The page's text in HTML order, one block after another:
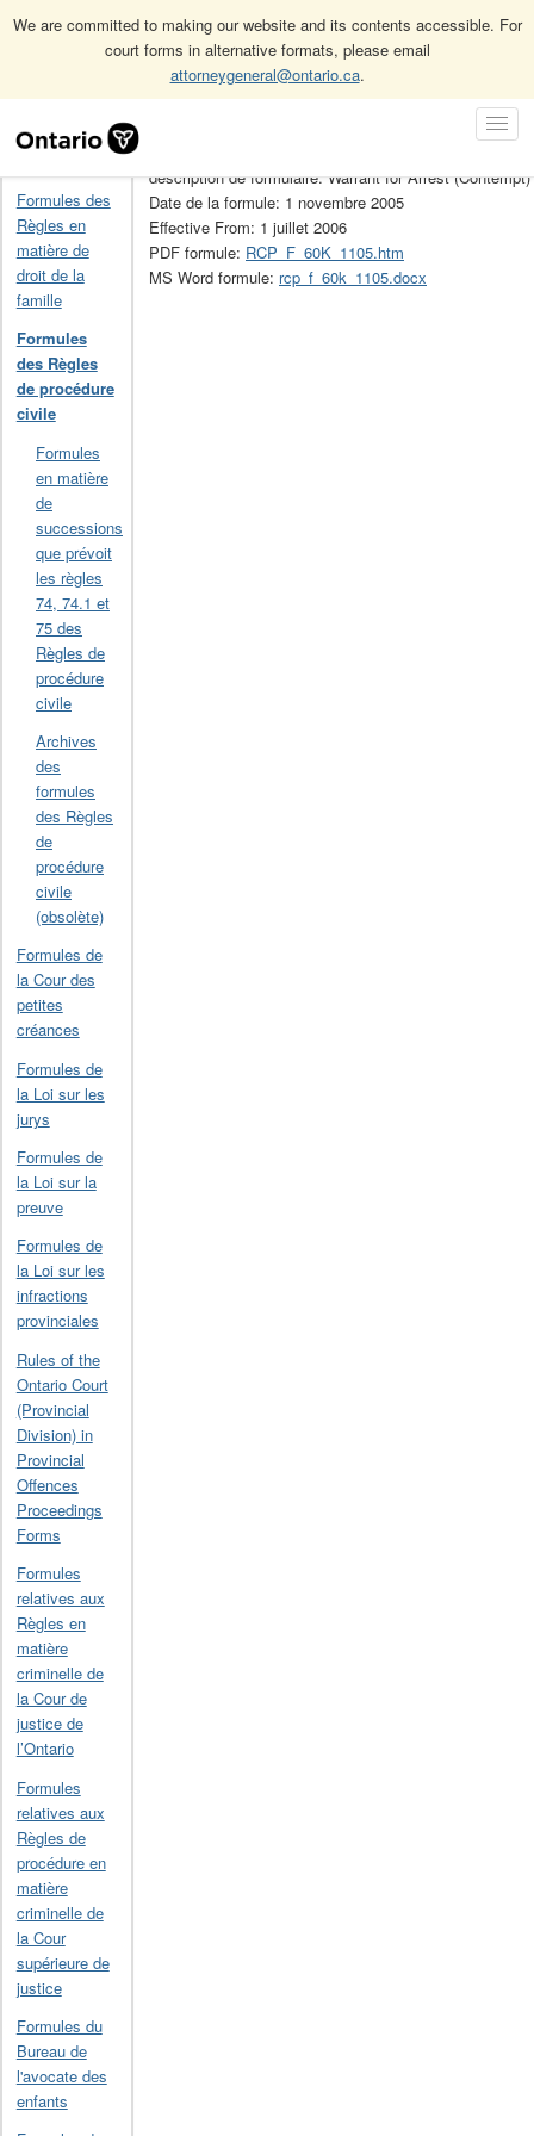
We are committed to making our website and its contents accessible. For
court forms in alternative formats, please email
attorneygeneral@ontario.ca.
Navigation
Accueil Formules des Règles de procédure civile 60K
Formules des
Règles en
matière de
droit de la
famille
Formules
des Règles
de procédure
civile
Formules
en matière
de
successions
que prévoit
les règles
74, 74.1 et
75 des
Règles de
procédure
civile
Archives
des
formules
des Règles
de
procédure
civile
(obsolète)
Formules de
la Cour des
petites
créances
Formules de
la Loi sur les
jurys
Formules de
la Loi sur la
preuve
Formules de
la Loi sur les
infractions
provinciales
Rules of the
Ontario Court
(Provincial
Division) in
Provincial
Offences
Proceedings
Forms
Formules
relatives aux
Règles en
matière
criminelle de
la Cour de
justice de
l’Ontario
Formules
relatives aux
Règles de
procédure en
matière
criminelle de
la Cour
supérieure de
justice
Formules du
Bureau de
l'avocate des
enfants
description de formulaire: Warrant for Arrest (Contempt)
Date de la formule: 1 novembre 2005
Effective From: 1 juillet 2006
PDF formule: RCP_F_60K_1105.htm
MS Word formule: rcp_f_60k_1105.docx